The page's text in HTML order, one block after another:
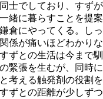
士でしており、すずが
緒に暮らすことを提案
倉にやってくる。しっ
係が痛いほどわかりな
ずとの生活は今まで馴
緊張を生むが、同時に
考える触発剤の役割を
ずとの距離が少しずつ